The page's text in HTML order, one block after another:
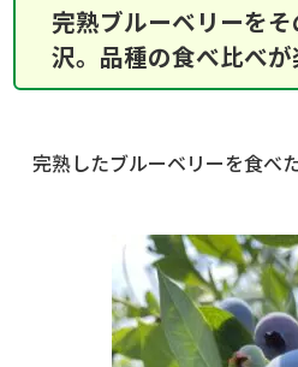
完熟ブルーベリーを
沢。品種の食べ比べ
完熟したブルーベリーを食べ